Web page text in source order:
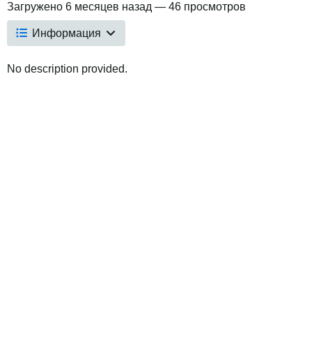
Загружено 6 месяцев назад — 46 просмотров
Информация
No description provided.